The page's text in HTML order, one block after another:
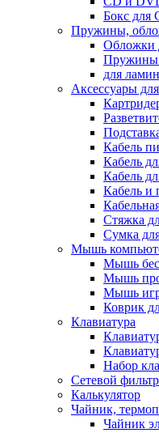
Бокс для
Пружины,
Обложки
Пружины
для
Аксессуары
Кабель
Кабель
Кабель
Кабель и
Стяжка
Сумка
Мышь
Мышь
Мышь
Мышь
Коврик
Клавиатура
Набор
Сетевой фильтр
Калькулятор
Чайник,
Чайник